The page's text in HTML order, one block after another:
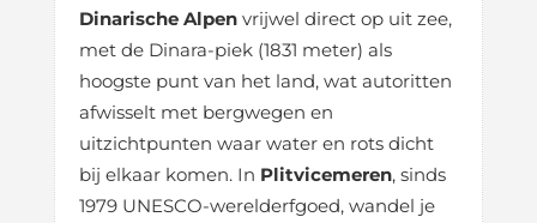
Dinarische Alpen vrijwel direct op uit zee,
met de Dinara-piek (1831 meter) als
hoogste punt van het land, wat autoritten
afwisselt met bergwegen en
uitzichtpunten waar water en rots dicht
bij elkaar komen. In Plitvicemeren, sinds
1979 UNESCO-werelderfgoed, wandel je